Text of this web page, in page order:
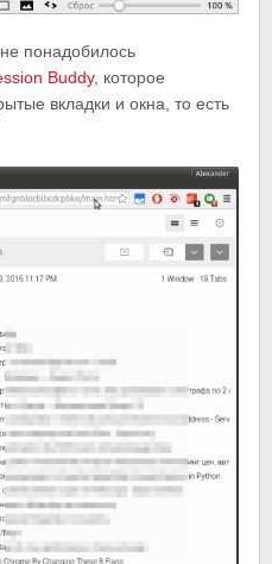
понадобилось
Buddy, которое
вкладки и окна, то есть